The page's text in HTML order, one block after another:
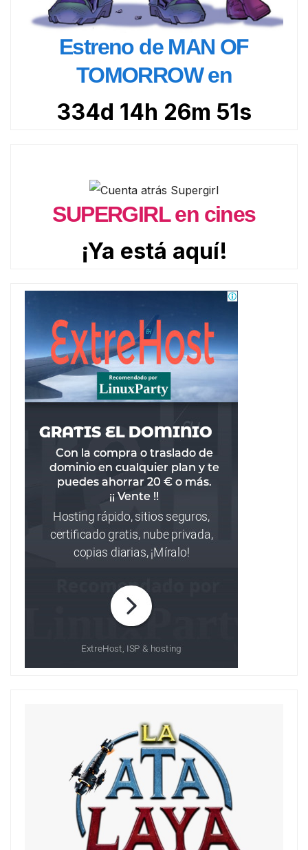
Estreno de MAN OF
TOMORROW en
334d 14h 26m 50s
SUPERGIRL en cines
¡Ya está aquí!